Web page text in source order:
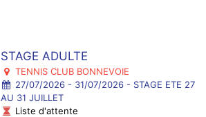
STAGE ADULTE
TENNIS CLUB BONNEVOIE
27/07/2026 - 31/07/2026 - STAGE ETE 27
AU 31 JUILLET
Liste d'attente